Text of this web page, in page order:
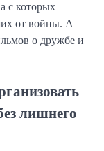
с которых
от войны. А
о дружбе и
лишнего